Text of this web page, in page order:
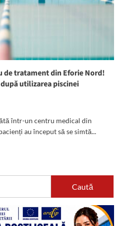
de tratament din Eforie Nord!
utilizarea piscinei
într-un centru medical din
au început să se simtă...